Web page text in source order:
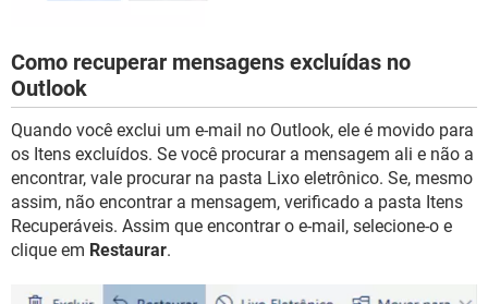
Como recuperar mensagens excluídas no
Outlook
Quando você exclui um e-mail no Outlook, ele é movido para
os Itens excluídos. Se você procurar a mensagem ali e não a
encontrar, vale procurar na pasta Lixo eletrônico. Se, mesmo
assim, não encontrar a mensagem, verificado a pasta Itens
Recuperáveis. Assim que encontrar o e-mail, selecione-o e
clique em Restaurar.